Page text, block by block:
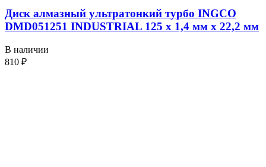
Диск алмазный ультратонкий турбо INGCO
DMD051251 INDUSTRIAL 125 х 1,4 мм x 22,2 мм
В наличии
810 ₽